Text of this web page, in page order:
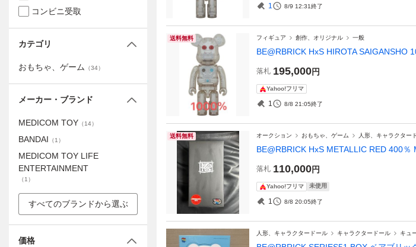
1 8/9 12:31終了
送料無料 フィギュア 創作、オリジナル 一般
BE@RBRICK HxS HIROTA SAIGANSHO
落札 195,000円
Yahoo!フリマ
1 8/8 21:05終了
送料無料 オークション おもちゃ、ゲーム 人形、キャラクター
BE@RBRICK HxS METALLIC RED 400
落札 110,000円
Yahoo!フリマ 未使用
1 8/8 20:05終了
人形、キャラクタードール キャラクタードール キュ
コンビニ受取
カテゴリ
おもちゃ、ゲーム （34）
メーカー・ブランド
MEDICOM TOY （14）
BANDAI （1 ）
MEDICOM TOY LIFE
ENTERTAINMENT
（1 ）
すべてのブランドから選ぶ
価格